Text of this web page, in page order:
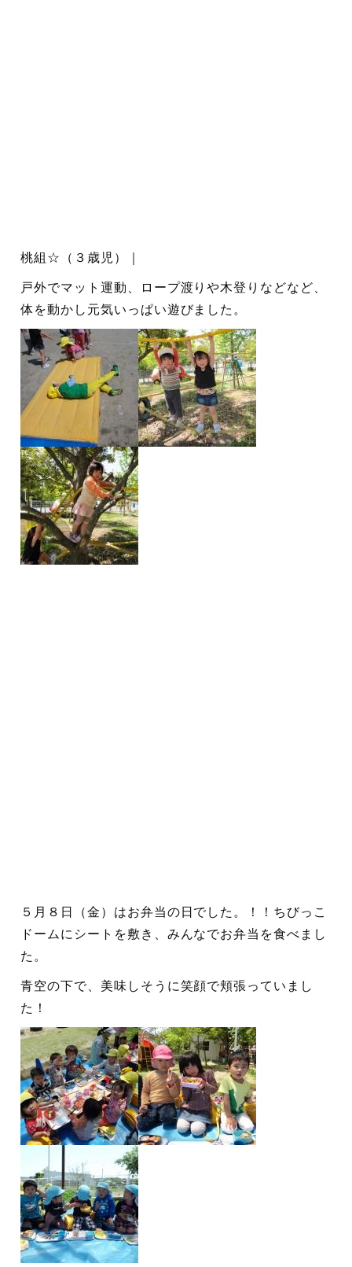
桃組☆（３歳児）｜
戸外でマット運動、ロープ渡りや木登りなどなど、
体を動かし元気いっぱい遊びました。
５月８日（金）はお弁当の日でした。！！ちびっこ
ドームにシートを敷き、みんなでお弁当を食べまし
た。
青空の下で、美味しそうに笑顔で頬張っていまし
た！